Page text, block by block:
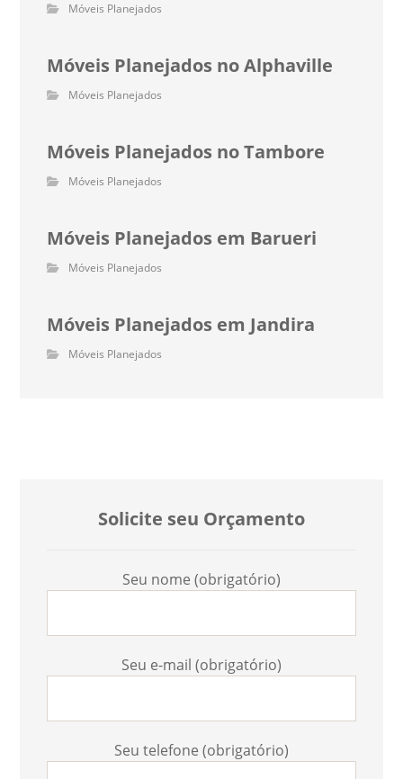
Móveis Planejados
Móveis Planejados no Alphaville
Móveis Planejados
Móveis Planejados no Tambore
Móveis Planejados
Móveis Planejados em Barueri
Móveis Planejados
Móveis Planejados em Jandira
Móveis Planejados
Solicite seu Orçamento
Seu nome (obrigatório)
Seu e-mail (obrigatório)
Seu telefone (obrigatório)